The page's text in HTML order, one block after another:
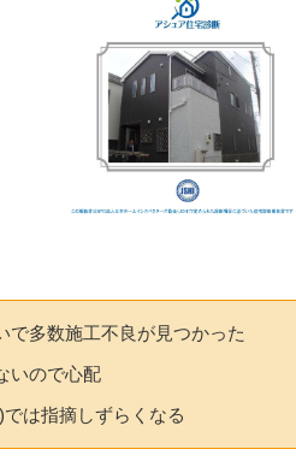
で多数施工不良が見つかった
いので心配
は指摘しずらくなる